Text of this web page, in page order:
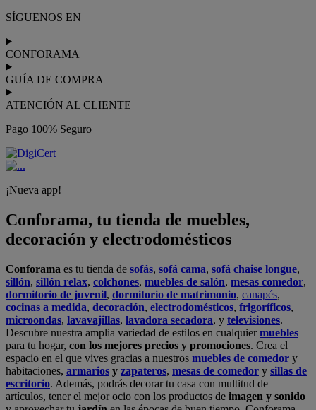
SÍGUENOS EN
CONFORAMA
GUÍA DE COMPRA
ATENCIÓN AL CLIENTE
Pago 100% Seguro
¡Nueva app!
Conforama, tu tienda de muebles,
decoración y electrodomésticos
Conforama es tu tienda de sofás, sofá cama, sofá chaise longue,
sillón, sillón relax, colchones, muebles de salón, mesas comedor,
dormitorio de juvenil, dormitorio de matrimonio, canapés,
cocinas a medida, decoración, electrodomésticos, frigoríficos,
microondas, lavavajillas, lavadora secadora, y televisiones.
Descubre nuestra amplia variedad de estilos en cualquiermuebles
para tu hogar, con los mejores precios y promociones. Crea el
espacio en el que vives gracias a nuestros muebles de comedor y
habitaciones, armarios y zapateros, mesas de comedor y sillas de
escritorio. Además, podrás decorar tu casa con multitud de
artículos, tener el mejor ocio con los productos de imagen y sonido